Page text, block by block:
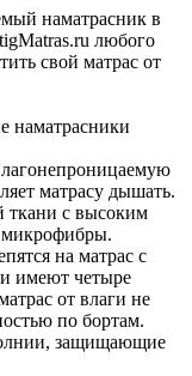
наматрасник в
любого
свой матрас от
наматрасники
матрасу дышать.
ткани с высоким
микрофибры.
на матрас с
имеют четыре
от влаги не
по бортам.
защищающие